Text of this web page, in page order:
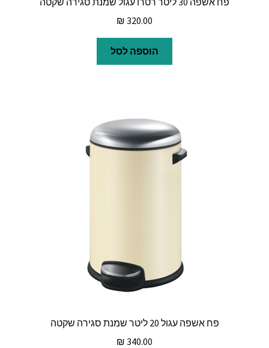
₪ 320.00
הוספה לסל
פח אשפה עגול 20 ליטר שמנת סגירה שקטה
₪ 340.00